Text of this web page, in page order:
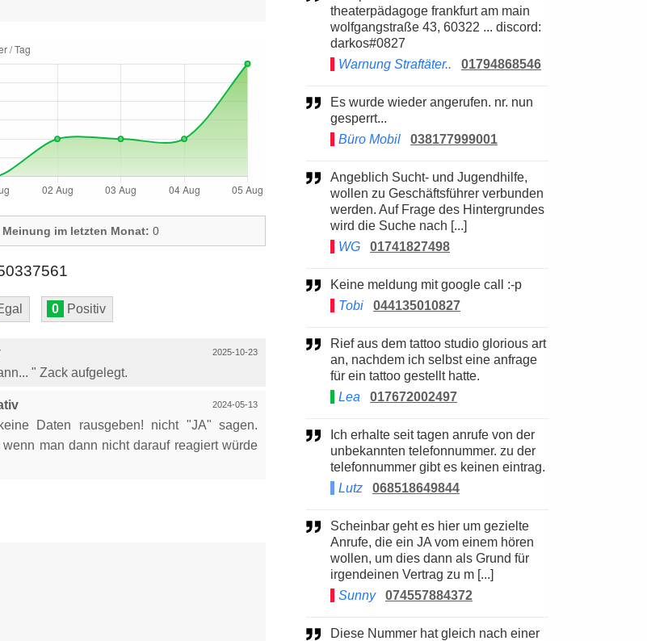
Meinung im letzten Monat: 0
0 Positiv
2025-10-23
" Zack aufgelegt.
2024-05-13
Daten rausgeben! nicht "JA" sagen.
man dann nicht darauf reagiert würde
theaterpädagoge frankfurt am main
wolfgangstraße 43, 60322 ... discord:
darkos#0827
Warnung Straftäter..
01794868546
Es wurde wieder angerufen. nr. nun
gesperrt...
Büro Mobil
038177999001
Angeblich Sucht- und Jugendhilfe,
wollen zu Geschäftsführer verbunden
werden. Auf Frage des Hintergrundes
wird die Suche nach [...]
WG
01741827498
Keine meldung mit google call :-p
Tobi
044135010827
Rief aus dem tattoo studio glorious art
an, nachdem ich selbst eine anfrage
für ein tattoo gestellt hatte.
Lea
017672002497
unbekannten telefonnummer. zu der
telefonnummer gibt es keinen eintrag.
Lutz
068518649844
Scheinbar geht es hier um gezielte
Anrufe, die ein JA vom einem hören
wollen, um dies dann als Grund für
irgendeinen Vertrag zu m [...]
Sunny
074557884372
Diese Nummer hat gleich nach einer